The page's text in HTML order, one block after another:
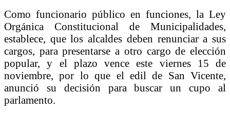
Como funcionario público en funciones, la Ley
Orgánica Constitucional de Municipalidades,
establece, que los alcaldes deben renunciar a sus
cargos, para presentarse a otro cargo de elección
popular, y el plazo vence este viernes 15 de
noviembre, por lo que el edil de San Vicente,
anunció su decisión para buscar un cupo al
parlamento.